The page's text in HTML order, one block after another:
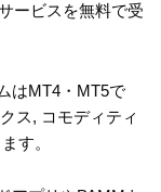
ービスを無料で受
はMT4・MT5で
ス, コモディティ
す。